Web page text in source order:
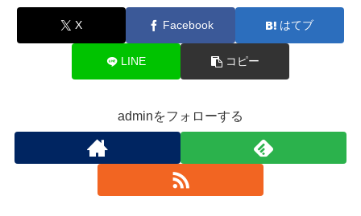
X Facebook はてブ
LINE コピー
adminをフォローする